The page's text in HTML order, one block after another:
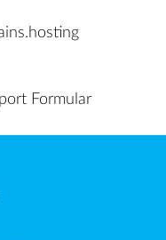
Formular